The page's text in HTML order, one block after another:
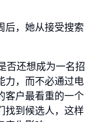
后，她从接受搜索
否还想成为一名招
力，而不必通过电
客户最看重的一个
找到候选人，这样